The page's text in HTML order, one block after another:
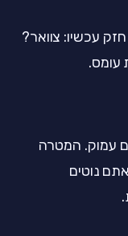
עכשיו: צוואר?
עומס.
או 6. לא חייבים עמוק. המטרה
נוטים